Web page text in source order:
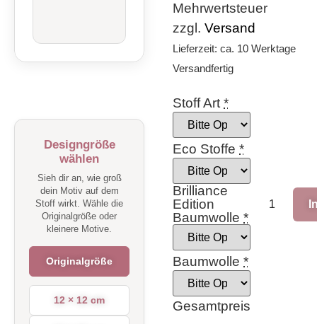
Designgröße
wählen
Sieh dir an, wie groß
dein Motiv auf dem
Stoff wirkt. Wähle die
Originalgröße oder
kleinere Motive.
Originalgröße
12 × 12 cm
Mehrwertsteuer
zzgl. Versand
Lieferzeit: ca. 10 Werktage
Versandfertig
Stoff Art *
Eco Stoffe *
Brilliance
Edition
Baumwolle *
Baumwolle *
Gesamtpreis